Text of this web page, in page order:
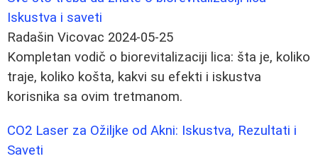
Iskustva i saveti
Radašin Vicovac 2024-05-25
Kompletan vodič o biorevitalizaciji lica: šta je, koliko
traje, koliko košta, kakvi su efekti i iskustva
korisnika sa ovim tretmanom.
CO2 Laser za Ožiljke od Akni: Iskustva, Rezultati i
Saveti